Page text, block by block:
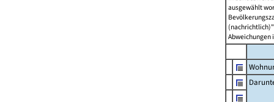
ausgewählt
Abweichungen